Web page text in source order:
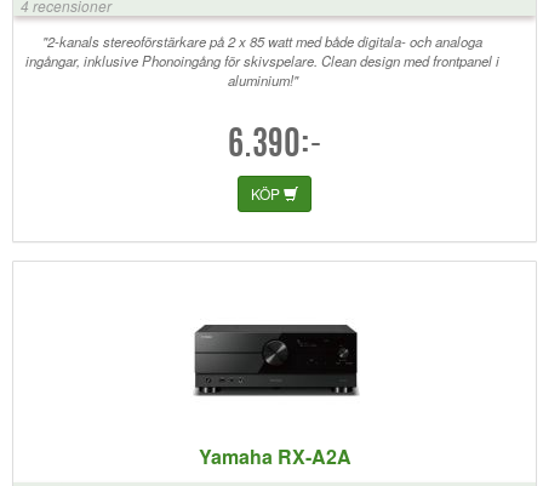
Triangle Borea Bro3 högtalare nu. Och så älskar jag Yamahas ”70-tals
design” Nu kan jag spela både Vinyl och CD och streamar gör jag med
Bluesound Node som är inkopplad mellan Yamaha och TV. Är
4 recensioner
"2-kanals stereoförstärkare på 2 x 85 watt med både digitala- och analoga
ingångar, inklusive Phonoingång för skivspelare. Clean design med frontpanel i
aluminium!"
6.390:-
KÖP
Yamaha RX-A2A